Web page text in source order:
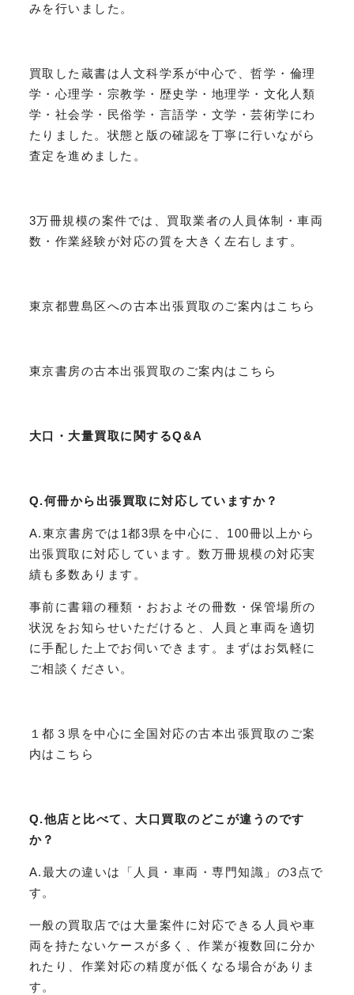
みを行いました。
買取した蔵書は人文科学系が中心で、哲学・倫理
学・心理学・宗教学・歴史学・地理学・文化人類
学・社会学・民俗学・言語学・文学・芸術学にわ
たりました。状態と版の確認を丁寧に行いながら
査定を進めました。
3万冊規模の案件では、買取業者の人員体制・車両
数・作業経験が対応の質を大きく左右します。
東京都豊島区への古本出張買取のご案内はこちら
東京書房の古本出張買取のご案内はこちら
大口・大量買取に関するQ&A
Q.何冊から出張買取に対応していますか？
A.東京書房では1都3県を中心に、100冊以上から
出張買取に対応しています。数万冊規模の対応実
績も多数あります。
事前に書籍の種類・おおよその冊数・保管場所の
状況をお知らせいただけると、人員と車両を適切
に手配した上でお伺いできます。まずはお気軽に
ご相談ください。
１都３県を中心に全国対応の古本出張買取のご案
内はこちら
Q.他店と比べて、大口買取のどこが違うのです
か？
A.最大の違いは「人員・車両・専門知識」の3点で
す。
一般の買取店では大量案件に対応できる人員や車
両を持たないケースが多く、作業が複数回に分か
れたり、作業対応の精度が低くなる場合がありま
す。